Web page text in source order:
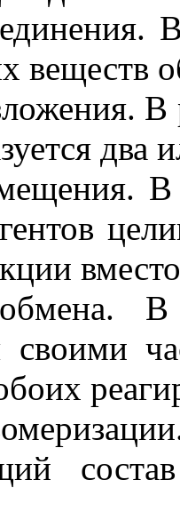
веществ
В
два
В
В
своими